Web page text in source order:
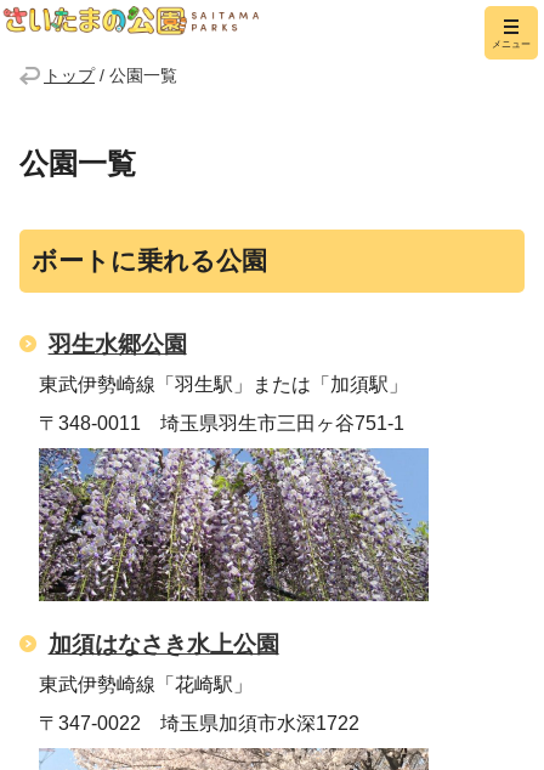
メニュー
トップ/ 公園一覧
公園一覧
ボートに乗れる公園
羽生水郷公園
東武伊勢崎線「羽生駅」または「加須駅」
〒348-0011 埼玉県羽生市三田ヶ谷751-1
加須はなさき水上公園
東武伊勢崎線「花崎駅」
〒347-0022 埼玉県加須市水深1722